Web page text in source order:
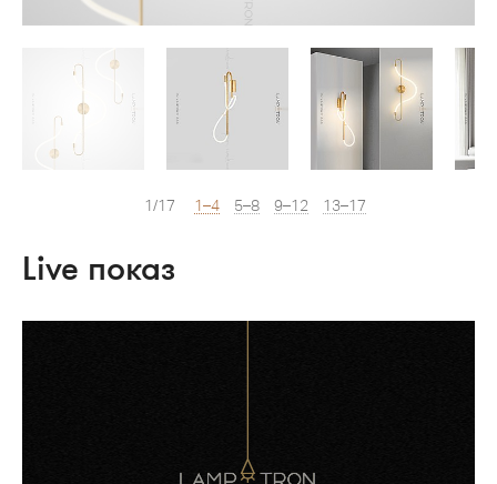
1/17 1–4 5–8 9–12 13–17
Live показ